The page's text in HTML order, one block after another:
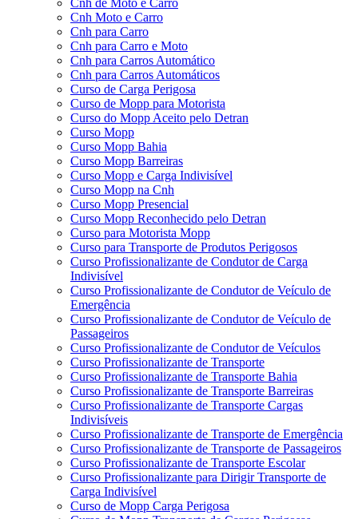
Cnh de Moto e Carro
Cnh Moto e Carro
Cnh para Carro
Cnh para Carro e Moto
Cnh para Carros Automático
Cnh para Carros Automáticos
Curso de Carga Perigosa
Curso de Mopp para Motorista
Curso do Mopp Aceito pelo Detran
Curso Mopp
Curso Mopp Bahia
Curso Mopp Barreiras
Curso Mopp e Carga Indivisível
Curso Mopp na Cnh
Curso Mopp Presencial
Curso Mopp Reconhecido pelo Detran
Curso para Motorista Mopp
Curso para Transporte de Produtos Perigosos
Curso Profissionalizante de Condutor de Carga
Indivisível
Curso Profissionalizante de Condutor de Veículo de
Emergência
Curso Profissionalizante de Condutor de Veículo de
Passageiros
Curso Profissionalizante de Condutor de Veículos
Curso Profissionalizante de Transporte
Curso Profissionalizante de Transporte Bahia
Curso Profissionalizante de Transporte Barreiras
Curso Profissionalizante de Transporte Cargas
Indivisíveis
Curso Profissionalizante de Transporte de Emergência
Curso Profissionalizante de Transporte de Passageiros
Curso Profissionalizante de Transporte Escolar
Curso Profissionalizante para Dirigir Transporte de
Carga Indivisível
Curso de Mopp Carga Perigosa